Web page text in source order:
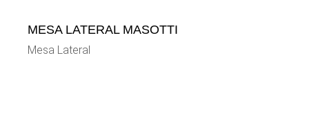
MESA LATERAL MASOTTI
Mesa Lateral